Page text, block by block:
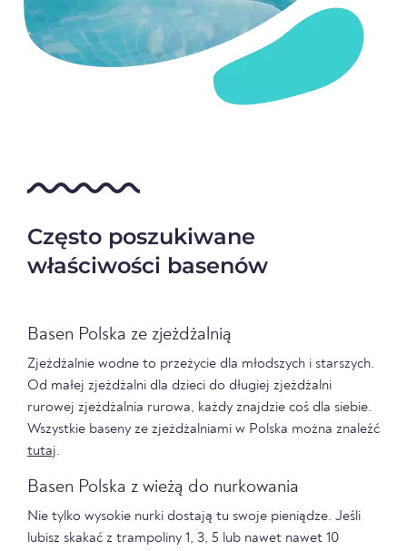
Często poszukiwane
właściwości basenów
Basen Polska ze zjeżdżalnią
Zjeżdżalnie wodne to przeżycie dla młodszych i starszych.
Od małej zjeżdżalni dla dzieci do długiej zjeżdżalni
rurowej zjeżdżalnia rurowa, każdy znajdzie coś dla siebie.
Wszystkie baseny ze zjeżdżalniami w Polska można znaleźć
tutaj.
Basen Polska z wieżą do nurkowania
Nie tylko wysokie nurki dostają tu swoje pieniądze. Jeśli
lubisz skakać z trampoliny 1, 3, 5 lub nawet nawet 10